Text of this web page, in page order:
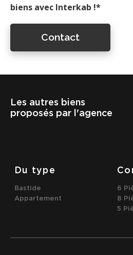
biens avec Interkab !*
Contact
Les autres biens
proposés par l'agence
Du type
Bastide
Appartement
6
8
5